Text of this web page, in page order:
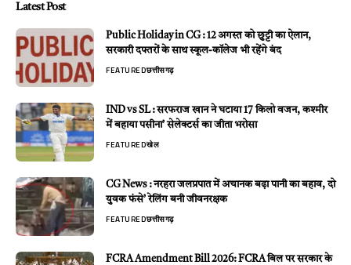
Latest Post
Public Holiday in CG : 12 अगस्त को छुट्टी का ऐलान,
सरकारी दफ्तरों के साथ स्कूल-कॉलेज भी रहेंगे बंद
FEATUREDछत्तीसगढ़
IND vs SL : सरफराज खान ने घटाया 17 किलो वजन, कश्मीर
में बहाया पसीना’ सेलेक्टर्स का जीता भरोसा
FEATUREDखेल
CG News : नरहरा जलप्रपात में अचानक बढ़ा पानी का बहाव, दो
युवक फंसे’ रेलिंग बनी जीवनरक्षक
FEATUREDछत्तीसगढ़
FCRA Amendment Bill 2026: FCRA बिल पर सरकार के